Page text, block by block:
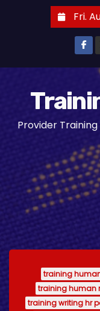
t
Fri.
Provider
training
training human
training writing hr